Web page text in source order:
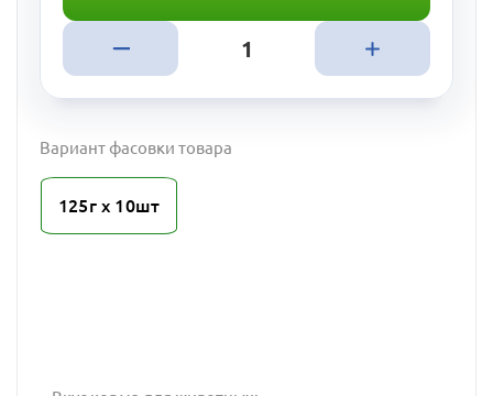
Вариант фасовки товара
125г х 10шт